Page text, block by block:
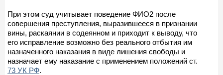
При этом суд учитывает поведение ФИО2 после
совершения преступления, выразившееся в признании
вины, раскаянии в содеянном и приходит к выводу, что
его исправление возможно без реального отбытия им
назначенного наказания в виде лишения свободы и
назначает ему наказание с применением положений ст.
73 УК РФ.